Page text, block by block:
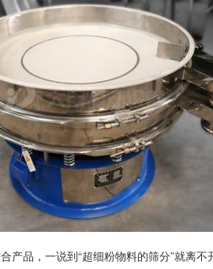
产品，一说到“超细粉物料的筛分”就离